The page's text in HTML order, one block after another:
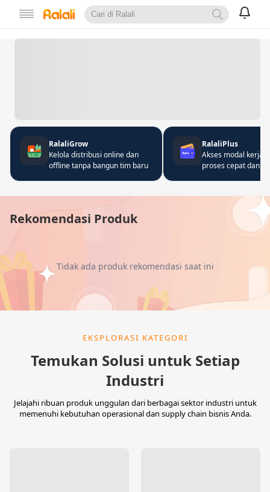
RalaliGrow
Kelola distribusi online dan
offline tanpa bangun tim baru
RalaliPlus
Akses modal kerja
proses cepat dan
Rekomendasi Produk
Tidak ada produk rekomendasi saat ini
EKSPLORASI KATEGORI
Temukan Solusi untuk Setiap
Industri
Jelajahi ribuan produk unggulan dari berbagai sektor industri untuk
memenuhi kebutuhan operasional dan supply chain bisnis Anda.